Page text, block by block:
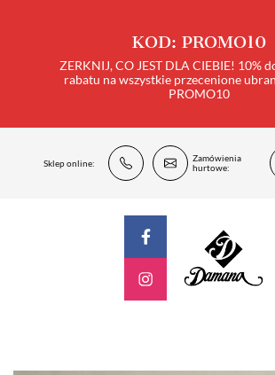
KOD: PROMO10
ZERKNIJ, CO JEST DLA CIEBIE! 10%
rabatu na wszystkie przecenione
PROMO10
Sklep online:
Zamówienia
hurtowe: